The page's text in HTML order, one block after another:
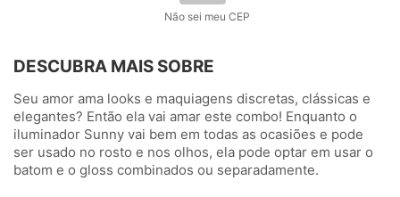
Não sei meu CEP
DESCUBRA MAIS SOBRE
Seu amor ama looks e maquiagens discretas, clássicas e
elegantes? Então ela vai amar este combo! Enquanto o
iluminador Sunny vai bem em todas as ocasiões e pode
ser usado no rosto e nos olhos, ela pode optar em usar o
batom e o gloss combinados ou separadamente.